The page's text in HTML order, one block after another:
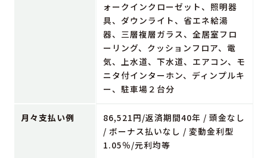
ォークインクローゼット、照明器
具、ダウンライト、省エネ給湯
器、三層複層ガラス、全居室フロ
ーリング、クッションフロア、電
気、上水道、下水道、エアコン、モ
ニタ付インターホン、ディンプルキ
ー、駐車場２台分
月々支払い例
86,521円/返済期間40年 / 頭金なし
/ ボーナス払いなし / 変動金利型
1.05％/元利均等